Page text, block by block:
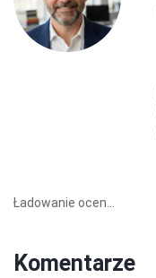
Ładowanie ocen...
Komentarze